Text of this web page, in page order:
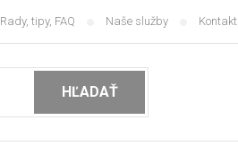
Rady, tipy, FAQ Naše služby Kontakt
HĽADAŤ